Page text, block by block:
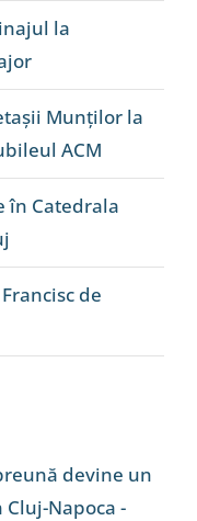
la
Munților la
ACM
în Catedrala
de
devine un
Napoca -